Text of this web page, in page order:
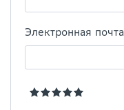
Электронная почта